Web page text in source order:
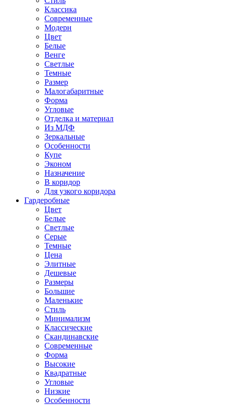
Классика
Современные
Модерн
Цвет
Белые
Венге
Светлые
Темные
Размер
Малогабаритные
Форма
Угловые
Отделка и материал
Из МДФ
Зеркальные
Особенности
Купе
Эконом
Назначение
В коридор
Для узкого коридора
Гардеробные
Цвет
Белые
Светлые
Серые
Темные
Цена
Элитные
Дешевые
Размеры
Большие
Маленькие
Стиль
Минимализм
Классические
Скандинавские
Современные
Форма
Высокие
Квадратные
Угловые
Низкие
Особенности